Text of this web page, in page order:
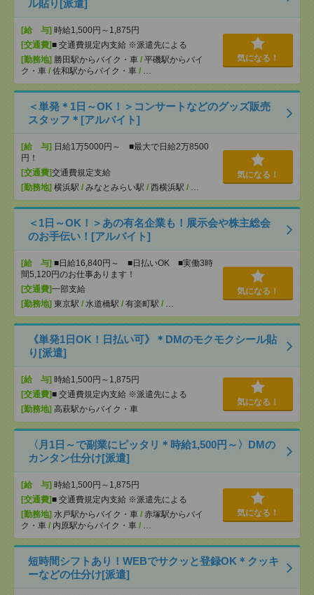
ル貼り[派遣]
[給 与] 時給1,500円～1,875円
[交通費]■ 交通費規定内支給 ※派遣先による
[勤務地] 勝田駅からバイク・車 / 平磯駅からバイ
ク・車 / 佐和駅からバイク・車 /
気になる！
＜単発＊1日～OK！＞コンサートなどのグッズ販売
スタッフ＊[アルバイト]
[給 与] 日給1万5000円～ ■最大で日給2万8500
円！
[交通費]交通費規定支給
[勤務地] 横浜駅 / みなとみらい駅 / 西横浜駅 /
気になる！
＜1日～OK！＞あの有名企業も！展示会や株主総会
のお手伝い！[アルバイト]
[給 与] ■日給16,840円～ ■日払いOK ■実働3時
間5,120円のお仕事あります！
[交通費]一部支給
[勤務地] 東京駅 / 水道橋駅 / 有楽町駅 /
気になる！
《単発1日OK！日払い可》＊DMのモクモクシール貼
り[派遣]
[給 与] 時給1,500円～1,875円
[交通費]■ 交通費規定内支給 ※派遣先による
[勤務地] 高萩駅からバイク・車
気になる！
〈月1日～で副業にピッタリ＊時給1,500円～〉DMの
カンタン仕分け[派遣]
[給 与] 時給1,500円～1,875円
[交通費]■ 交通費規定内支給 ※派遣先による
[勤務地] 水戸駅からバイク・車 / 赤塚駅からバイ
ク・車 / 内原駅からバイク・車 /
気になる！
短時間シフトあり！WEBでサクッと登録OK＊クッキ
ーなどの仕分け[派遣]